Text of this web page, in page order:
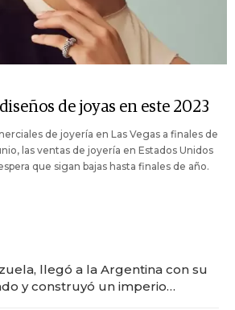
de joyas en este 2023
de joyería en Las Vegas a finales de
las ventas de joyería en Estados Unidos
que sigan bajas hasta finales de año.
llegó a la Argentina con su
y construyó un imperio